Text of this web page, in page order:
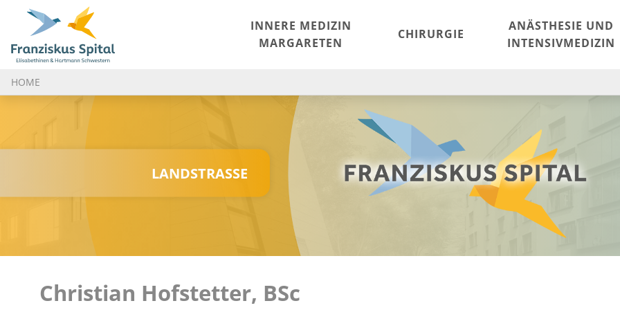
INNERE MEDIZIN
MARGARETEN
CHIRURGIE
ANÄSTHESIE UND
INTENSIVMEDIZIN
HOME
LANDSTRASSE
Christian Hofstetter, BSc